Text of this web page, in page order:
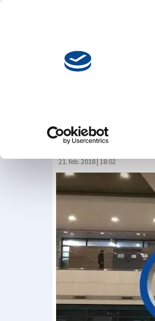
Leta
je danes
21. feb. 2018 | 18:02